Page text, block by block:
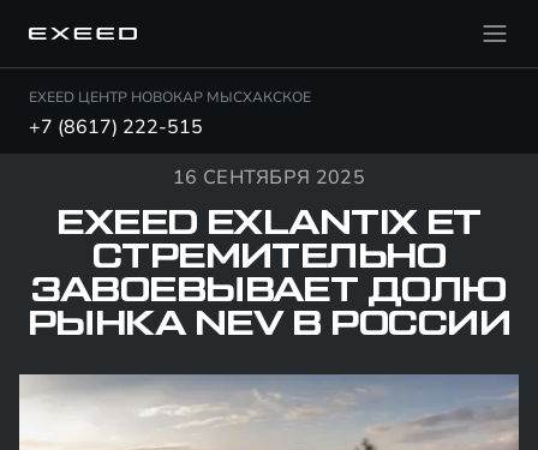
EXEED ЦЕНТР НОВОКАР МЫСХАКСКОЕ
+7 (8617) 222-515
16 СЕНТЯБРЯ 2025
EXEED EXLANTIX ET
СТРЕМИТЕЛЬНО
ЗАВОЕВЫВАЕТ ДОЛЮ
РЫНКА NEV В РОССИИ